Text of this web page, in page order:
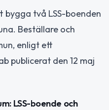
två LSS-boenden
Beställare och
enligt ett
publicerat den 12 maj
LSS-boende och